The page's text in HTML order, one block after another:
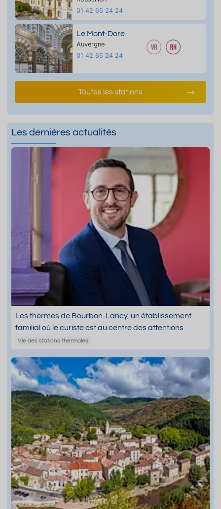
01 42 65 24 24
Le Mont-Dore
Auvergne
01 42 65 24 24
Toutes les stations
Les dernières actualités
Les thermes de Bourbon-Lancy, un établissement
familial où le curiste est au centre des attentions
Vie des stations thermales